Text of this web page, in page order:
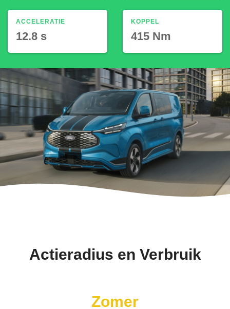
ACCELERATIE
12.8 s
KOPPEL
415 Nm
Actieradius en Verbruik
Zomer